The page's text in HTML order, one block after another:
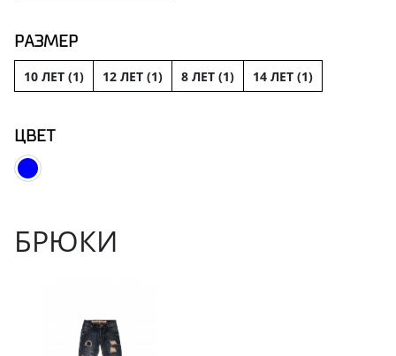
РАЗМЕР
10 ЛЕТ (1) 12 ЛЕТ (1) 8 ЛЕТ (1) 14 ЛЕТ (1)
ЦВЕТ
БРЮКИ